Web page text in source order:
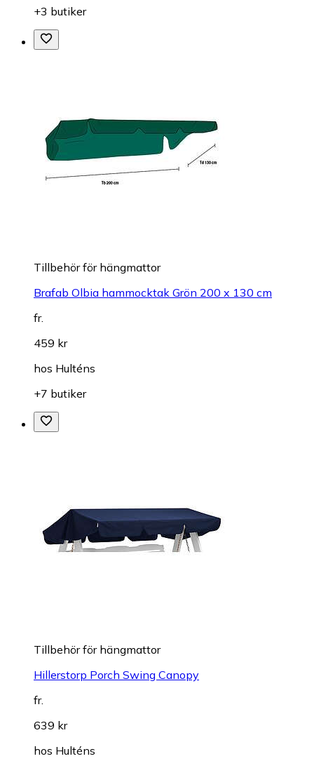
+3 butiker
Tillbehör för hängmattor
Brafab Olbia hammocktak Grön 200 x 130 cm
fr.
459 kr
hos Hulténs
+7 butiker
Tillbehör för hängmattor
Hillerstorp Porch Swing Canopy
fr.
639 kr
hos Hulténs